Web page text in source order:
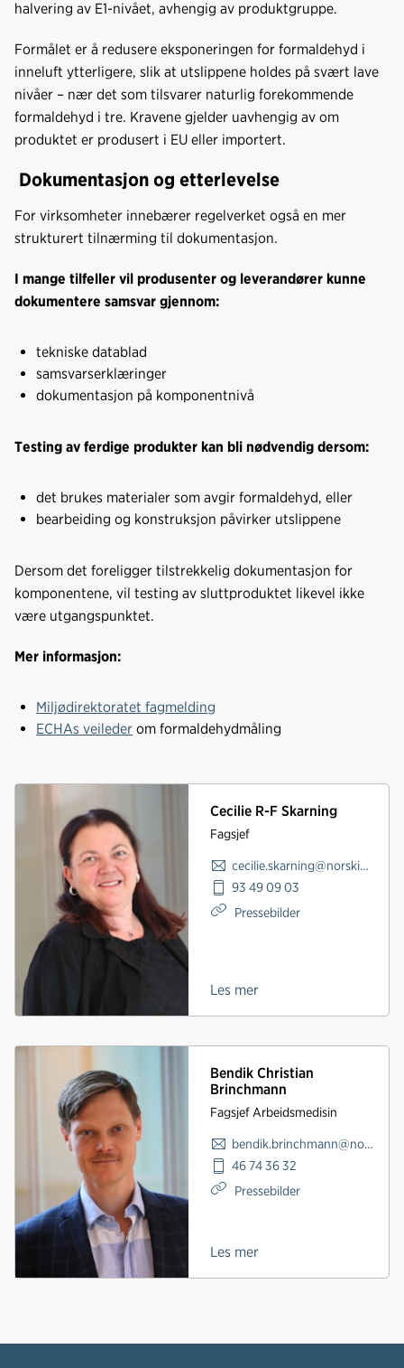
halvering av E1-nivået, avhengig av produktgruppe.
Formålet er å redusere eksponeringen for formaldehyd i
inneluft ytterligere, slik at utslippene holdes på svært lave
nivåer – nær det som tilsvarer naturlig forekommende
formaldehyd i tre. Kravene gjelder uavhengig av om
produktet er produsert i EU eller importert.
Dokumentasjon og etterlevelse
For virksomheter innebærer regelverket også en mer
strukturert tilnærming til dokumentasjon.
I mange tilfeller vil produsenter og leverandører kunne
dokumentere samsvar gjennom:
tekniske datablad
samsvarserklæringer
dokumentasjon på komponentnivå
Testing av ferdige produkter kan bli nødvendig dersom:
det brukes materialer som avgir formaldehyd, eller
bearbeiding og konstruksjon påvirker utslippene
Dersom det foreligger tilstrekkelig dokumentasjon for
komponentene, vil testing av sluttproduktet likevel ikke
være utgangspunktet.
Mer informasjon:
Miljødirektoratet fagmelding
ECHAs veileder om formaldehydmåling
Cecilie R-F Skarning
Fagsjef
cecilie.skarning@norskindustri.no
93 49 09 03
Pressebilder
Les mer
Bendik Christian
Brinchmann
Fagsjef Arbeidsmedisin
bendik.brinchmann@norskindustri.no
46 74 36 32
Pressebilder
Les mer